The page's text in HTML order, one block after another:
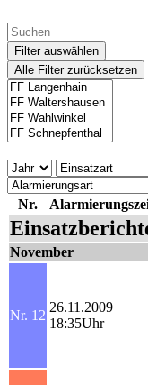
Filter auswählen
Alle Filter zurücksetzen
Nr.
November
Nr. 12
26.11.2009
18:35Uhr